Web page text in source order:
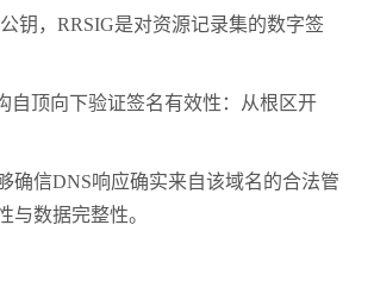
钥， RRSIG是对资源记录集的数字签
自顶向下验证签名有效性：从根区开
确信DNS响应确实来自该域名的合法管
数据完整性。